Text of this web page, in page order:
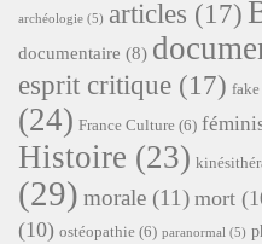
archéologie (5) articles (17)
documentaire (8)
esprit critique (17) fake
(24) France Culture (6)
Histoire (23)
(29) morale (11) mort
(10) ostéopathie (6) paranormal (5)